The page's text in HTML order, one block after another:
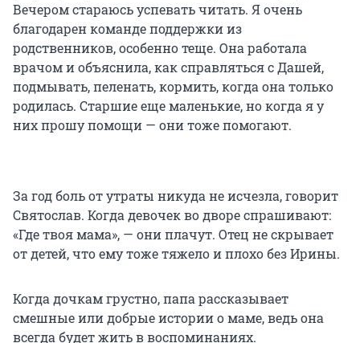
Вечером стараюсь успевать читать. Я очень
благодарен команде поддержки из
родственников, особенно теще. Она работала
врачом и объяснила, как справляться с Дашей,
подмывать, пеленать, кормить, когда она только
родилась. Старшие еще маленькие, но когда я у
них прошу помощи — они тоже помогают.
За год боль от утраты никуда не исчезла, говорит
Святослав. Когда девочек во дворе спрашивают:
«Где твоя мама», — они плачут. Отец не скрывает
от детей, что ему тоже тяжело и плохо без Ирины.
Когда дочкам грустно, папа рассказывает
смешные или добрые истории о маме, ведь она
всегда будет жить в воспоминаниях.